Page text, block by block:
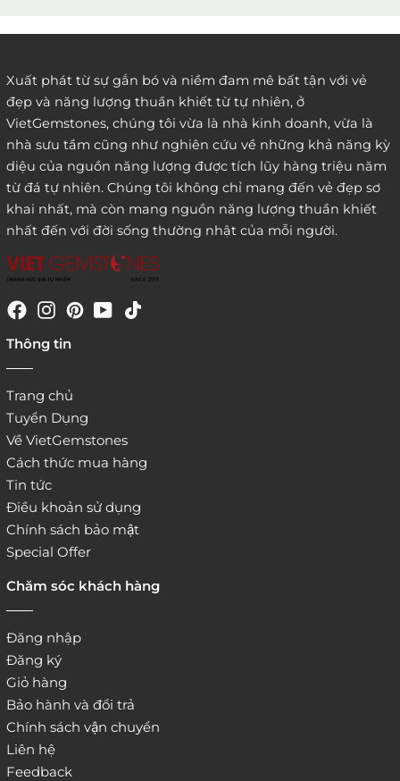
3. Đặt hàng thông quaemail hay chat trực tiếp với
chúng tôi:
website:
Xuất phát từ sự gắn bó và niềm đam mê bất tận với vẻ
đẹp và năng lượng thuần khiết từ tự nhiên, ở
VietGemstones, chúng tôi vừa là nhà kinh doanh, vừa là
nhà sưu tầm cũng như nghiên cứu về những khả năng kỳ
diệu của nguồn năng lượng được tích lũy hàng triệu năm
từ đá tự nhiên. Chúng tôi không chỉ mang đến vẻ đẹp sơ
khai nhất, mà còn mang nguồn năng lượng thuần khiết
nhất đến với đời sống thường nhật của mỗi người.
Thông tin
Trang chủ
Tuyển Dụng
Về VietGemstones
Cách thức mua hàng
Tin tức
Điều khoản sử dụng
Chính sách bảo mật
Special Offer
Chăm sóc khách hàng
Đăng nhập
Đăng ký
Giỏ hàng
Bảo hành và đổi trả
Chính sách vận chuyển
Liên hệ
Feedback